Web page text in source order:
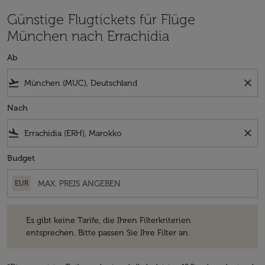
Günstige Flugtickets für Flüge
München nach Errachidia
Ab
flight_takeoff close
Nach
flight_land close
Budget
EUR
Es gibt keine Tarife, die Ihren Filterkriterien
entsprechen. Bitte passen Sie Ihre Filter an.